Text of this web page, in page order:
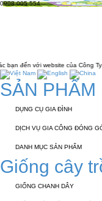
0908 005 554
của Công Ty Cổ Phần
SẢN PHẨM
DỤNG CỤ GIA ĐÌNH
DỊCH VỤ GIA CÔNG ĐÓNG
DANH MỤC SẢN PHẨM
Giống cây
GIỐNG CHANH DÂY